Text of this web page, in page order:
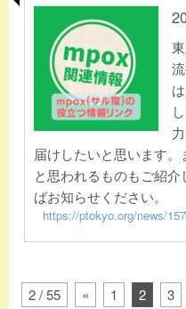
届けしたいと思います
と思われるものもご紹
ばお知らせください。
https://ptokyo.org/news/
2 / 55 « 1 2 3